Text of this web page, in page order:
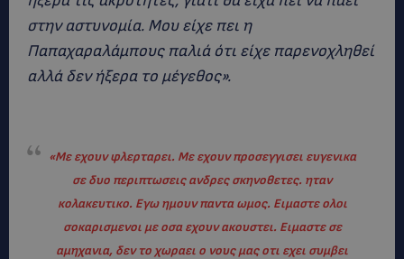
στην αστυνομία. Μου είχε πει η
Παπαχαραλάμπους παλιά ότι είχε παρενοχληθεί
αλλά δεν ήξερα το μέγεθος».
«Με εχουν φλερταρει. Με εχουν προσεγγισει ευγενικα
σε δυο περιπτωσεις ανδρες σκηνοθετες. ηταν
κολακευτικο. Εγω ημουν παντα ωμος. Ειμαστε ολοι
σοκαρισμενοι με οσα εχουν ακουστει. Ειμαστε σε
αμηχανια, δεν το χωραει ο νους μας οτι εχει συμβει